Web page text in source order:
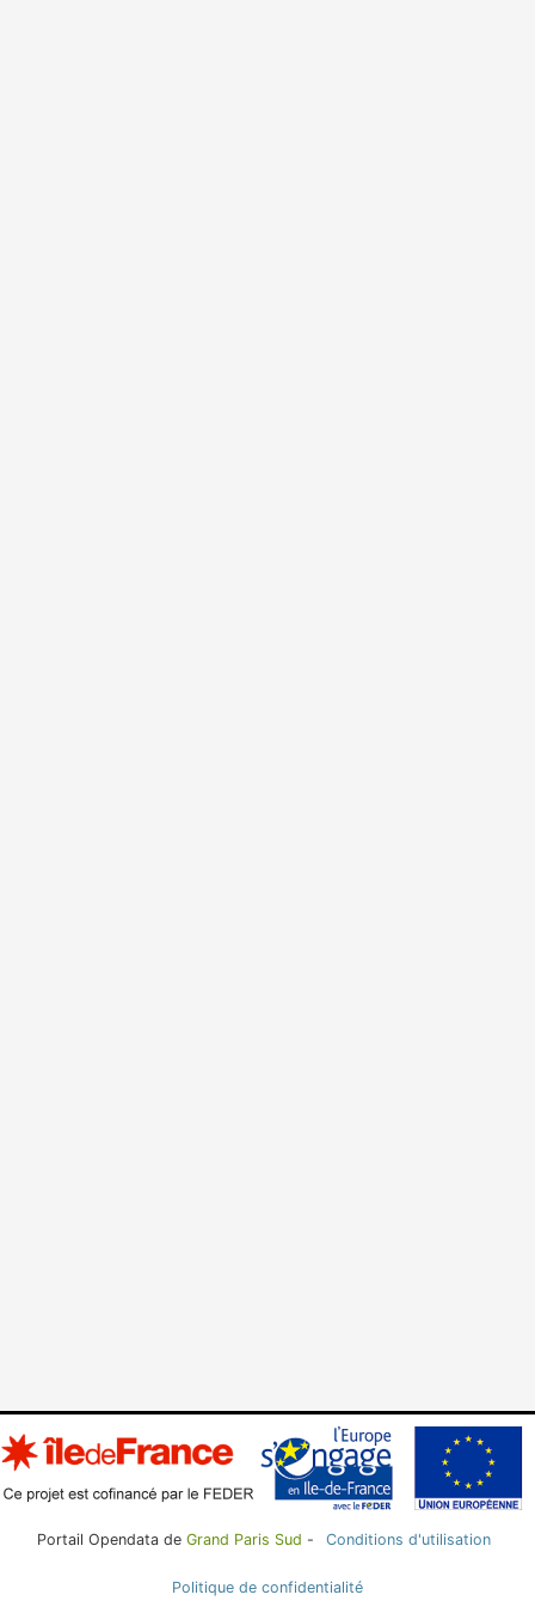
Portail Opendata de Grand Paris Sud - Conditions d'utilisation
Politique de confidentialité